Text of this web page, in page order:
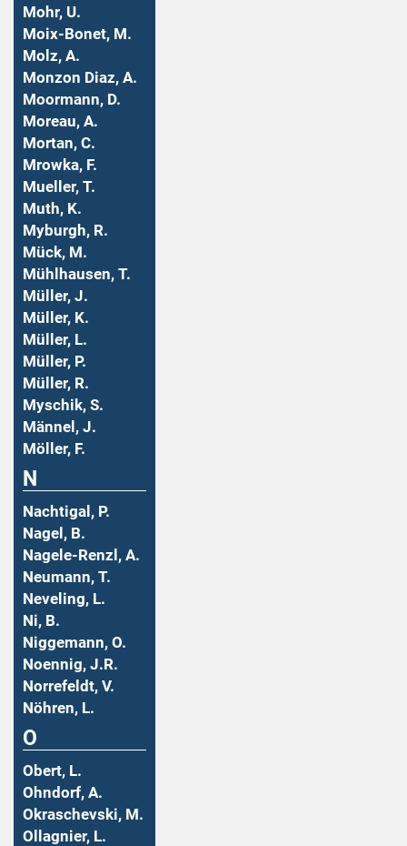
Mohr, U.
Moix-Bonet, M.
Molz, A.
Monzon Diaz, A.
Moormann, D.
Moreau, A.
Mortan, C.
Mrowka, F.
Mueller, T.
Muth, K.
Myburgh, R.
Mück, M.
Mühlhausen, T.
Müller, J.
Müller, K.
Müller, L.
Müller, P.
Müller, R.
Myschik, S.
Männel, J.
Möller, F.
N
Nachtigal, P.
Nagel, B.
Nagele-Renzl, A.
Neumann, T.
Neveling, L.
Ni, B.
Niggemann, O.
Noennig, J.R.
Norrefeldt, V.
Nöhren, L.
O
Obert, L.
Ohndorf, A.
Okraschevski, M.
Ollagnier, L.